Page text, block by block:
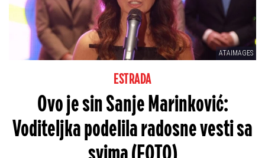
ATAIMAGES
ESTRADA
Ovo je sin Sanje Marinković:
Voditeljka podelila radosne vesti sa